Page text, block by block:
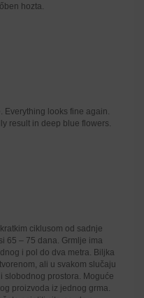
hozta.
Everything looks fine again.
result in deep blue flowers.
ciklusom od sadnje
65 – 75 dana. Grmlje ima
i pol do dva metra. Biljka
ali u svakom slučaju
slobodnog prostora. Moguće
proizvoda iz jednog grma.